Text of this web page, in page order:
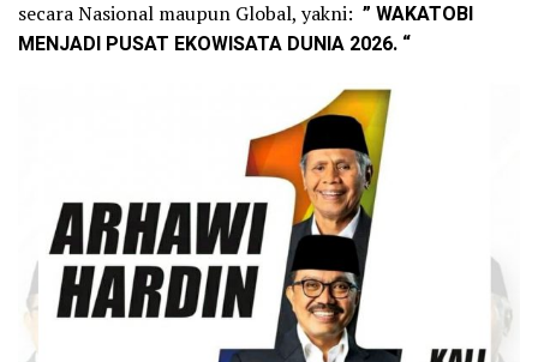
secara Nasional maupun Global, yakni: ” WAKATOBI
MENJADI PUSAT EKOWISATA DUNIA 2026. “